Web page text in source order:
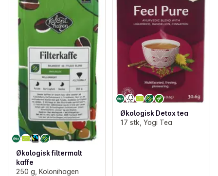
Økologisk filtermalt
kaffe
250 g, Kolonihagen
Økologisk Detox tea
17 stk, Yogi Tea